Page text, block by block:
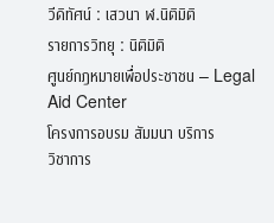
วีดิทัศน์ : เสวนา ฬ.นิติมิติ
รายการวิทยุ : นิติมิติ
ศูนย์กฎหมายเพื่อประชาชน – Legal
Aid Center
โครงการอบรม สัมมนา บริการ
วิชาการ